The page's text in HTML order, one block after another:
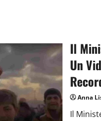
Il
Un
Anna
Il